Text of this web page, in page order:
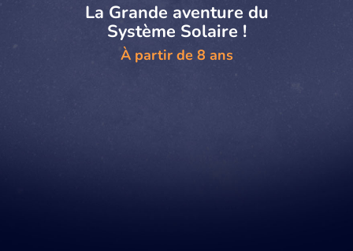
La Grande aventure du
Système Solaire !
À partir de 8 ans